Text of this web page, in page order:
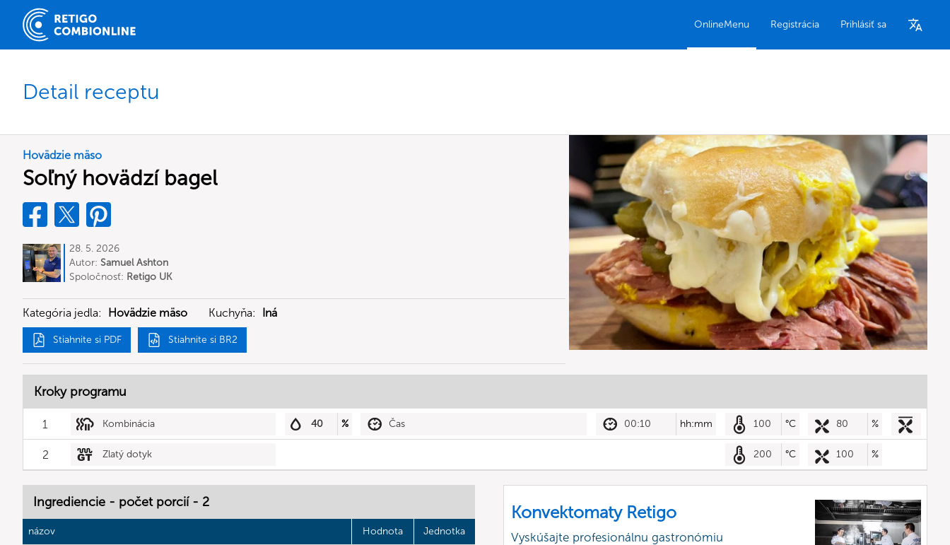
OnlineMenu Registrácia Prihlásiť sa
Detail receptu
Hovädzie mäso
Soľný hovädzí bagel
28. 5. 2026
Autor: Samuel Ashton
Spoločnosť: Retigo UK
Kategória jedla: Hovädzie mäso Kuchyňa: Iná
Stiahnite si PDF Stiahnite si BR2
Kroky programu
1 Kombinácia 40 % Čas 00:10 hh:mm 100 °C 80 %
2 Zlatý dotyk 200 °C 100 %
Ingrediencie - počet porcií - 2
názov Hodnota Jednotka
Konvektomaty Retigo
Vyskúšajte profesionálnu gastronómiu